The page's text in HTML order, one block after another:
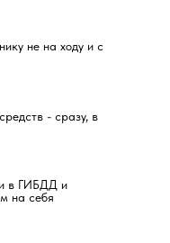
- сразу, в
не на ходу и с
в ГИБДД и
на себя